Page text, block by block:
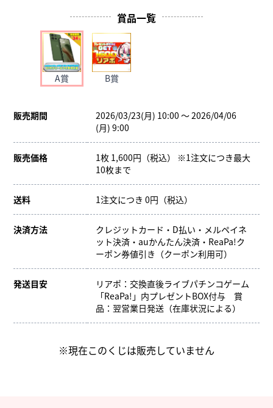
賞品一覧
A賞 B賞
販売期間
2026/03/23(月) 10:00 ～ 2026/04/06
(月) 9:00
販売価格
1枚 1,600円（税込） ※1注文につき最大
10枚まで
送料 1注文につき 0円（税込）
決済方法
クレジットカード・D払い・メルペイネ
ット決済・auかんたん決済・ReaPa!ク
ーポン券値引き（クーポン利用可）
発送目安
リアポ：交換直後ライブパチンコゲーム
「ReaPa!」内プレゼントBOX付与 賞
品：翌営業日発送（在庫状況による）
※現在このくじは販売していません